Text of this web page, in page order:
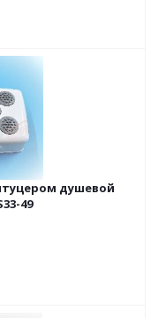
душевой
49